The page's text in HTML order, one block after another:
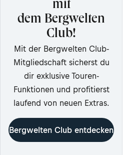
mit
dem Bergwelten
Club!
Mit der Bergwelten Club-
Mitgliedschaft sicherst du
dir exklusive Touren-
Funktionen und profitierst
laufend von neuen Extras.
Bergwelten Club entdecken